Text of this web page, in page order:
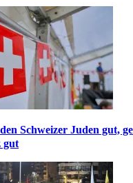
Schweizer Juden gut,
gut